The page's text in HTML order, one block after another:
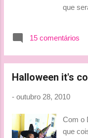
stay
que
Ludy
15 comentários
Halloween it's
- outubro 28, 2010
Com o
que